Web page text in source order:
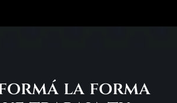
trabaja tu